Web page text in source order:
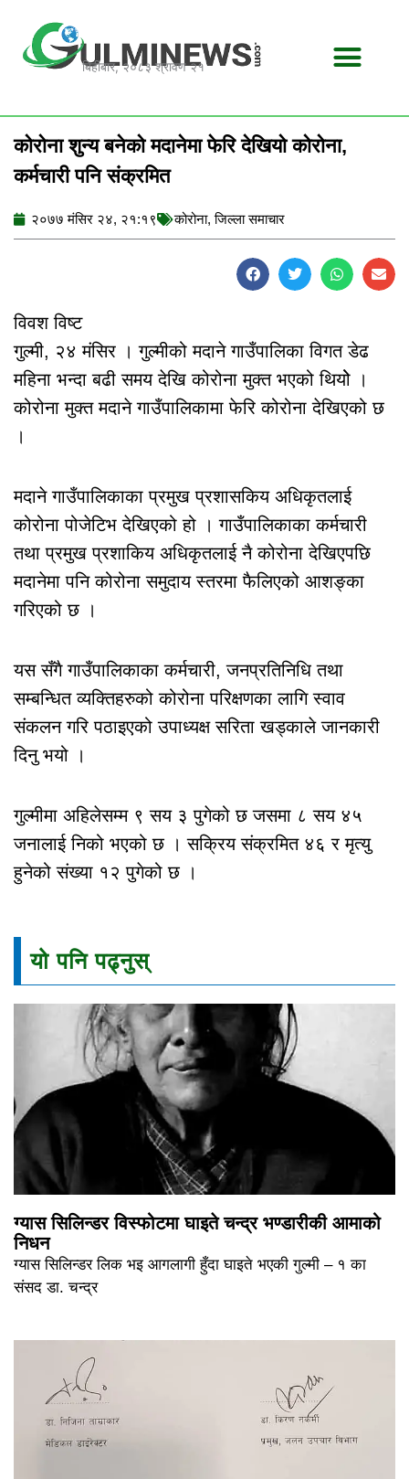
content
बिहीबार, २०८३ श्रावण २१
कोरोना शुन्य बनेको मदानेमा फेरि देखियो कोरोना,
कर्मचारी पनि संक्रमित
२०७७ मंसिर २४, २१:१९ कोरोना,जिल्ला समाचार
विवश विष्ट
गुल्मी, २४ मंसिर । गुल्मीको मदाने गाउँपालिका विगत डेढ
महिना भन्दा बढी समय देखि कोरोना मुक्त भएको थियोे ।
कोरोना मुक्त मदाने गाउँपालिकामा फेरि कोरोना देखिएको छ
।
मदाने गाउँपालिकाका प्रमुख प्रशासकिय अधिकृतलाई
कोरोना पोजेटिभ देखिएको हो । गाउँपालिकाका कर्मचारी
तथा प्रमुख प्रशाकिय अधिकृतलाई नै कोरोना देखिएपछि
मदानेमा पनि कोरोना समुदाय स्तरमा फैलिएको आशङ्का
गरिएको छ ।
यस सँगै गाउँपालिकाका कर्मचारी, जनप्रतिनिधि तथा
सम्बन्धित व्यक्तिहरुको कोरोना परिक्षणका लागि स्वाव
संकलन गरि पठाइएको उपाध्यक्ष सरिता खड्काले जानकारी
दिनु भयो ।
गुल्मीमा अहिलेसम्म ९ सय ३ पुगेको छ जसमा ८ सय ४५
जनालाई निको भएको छ । सक्रिय संक्रमित ४६ र मृत्यु
हुनेको संख्या १२ पुगेको छ ।
यो पनि पढ्नुस्
ग्यास सिलिन्डर विस्फोटमा घाइते चन्द्र भण्डारीकी आमाको
निधन
ग्यास सिलिन्डर लिक भइ आगलागी हुँदा घाइते भएकी गुल्मी – १ का
संसद डा. चन्द्र